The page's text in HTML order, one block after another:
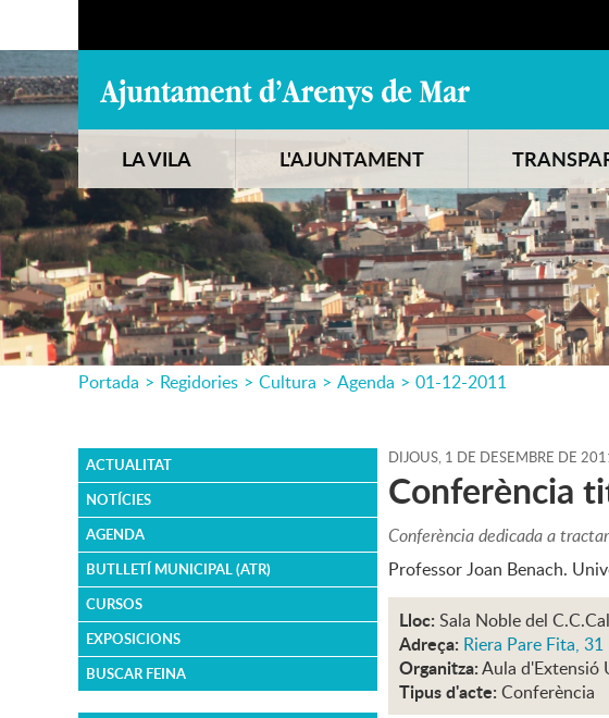
LA VILA L'AJUNTAMENT
Portada > Regidories > Cultura > Agenda > 01-12-2011
ACTUALITAT
NOTÍCIES
AGENDA
BUTLLETÍ MUNICIPAL (ATR)
CURSOS
EXPOSICIONS
BUSCAR FEINA
DIJOUS, 1 DE DESEMBRE DE
Conferència
Conferència dedicada a
Professor Joan Benach.
Lloc: Sala Noble del
Adreça: Riera Pare Fita, 31
Organitza:Aula d'Extensió
Tipus d'acte: Conferència